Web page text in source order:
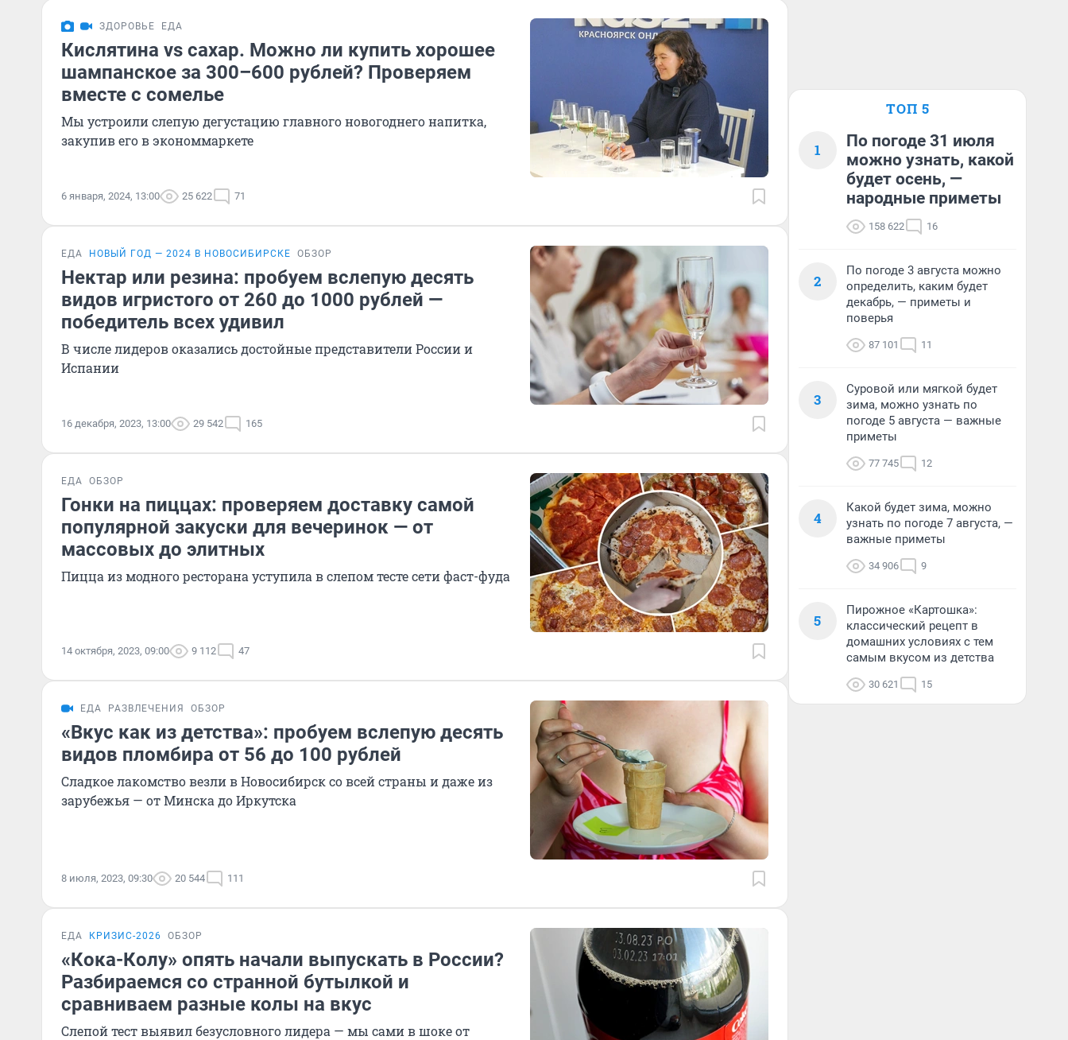
ЗДОРОВЬЕ ЕДА
Кислятина vs сахар. Можно ли купить хорошее
шампанское за 300–600 рублей? Проверяем
вместе с сомелье
Мы устроили слепую дегустацию главного новогоднего напитка,
закупив его в экономмаркете
6 января, 2024, 13:00 25 622 71
ЕДА НОВЫЙ ГОД — 2024 В НОВОСИБИРСКЕ ОБЗОР
Нектар или резина: пробуем вслепую десять
видов игристого от 260 до 1000 рублей —
победитель всех удивил
В числе лидеров оказались достойные представители России и
Испании
16 декабря, 2023, 13:00 29 542 165
ЕДА ОБЗОР
Гонки на пиццах: проверяем доставку самой
популярной закуски для вечеринок — от
массовых до элитных
Пицца из модного ресторана уступила в слепом тесте сети фаст-фуда
14 октября, 2023, 09:00 9 112 47
ЕДА РАЗВЛЕЧЕНИЯ ОБЗОР
«Вкус как из детства»: пробуем вслепую десять
видов пломбира от 56 до 100 рублей
Сладкое лакомство везли в Новосибирск со всей страны и даже из
зарубежья — от Минска до Иркутска
8 июля, 2023, 09:30 20 544 111
ЕДА КРИЗИС-2026 ОБЗОР
«Кока-Колу» опять начали выпускать в России?
Разбираемся со странной бутылкой и
сравниваем разные колы на вкус
Слепой тест выявил безусловного лидера — мы сами в шоке от
ТОП 5
1
По погоде 31 июля
можно узнать, какой
будет осень, —
народные приметы
158 622 16
2
По погоде 3 августа можно
определить, каким будет
декабрь, — приметы и
поверья
87 101 11
3
Суровой или мягкой будет
зима, можно узнать по
погоде 5 августа — важные
приметы
77 745 12
4
Какой будет зима, можно
узнать по погоде 7 августа, —
важные приметы
34 906 9
5
Пирожное «Картошка»:
классический рецепт в
домашних условиях с тем
самым вкусом из детства
30 621 15